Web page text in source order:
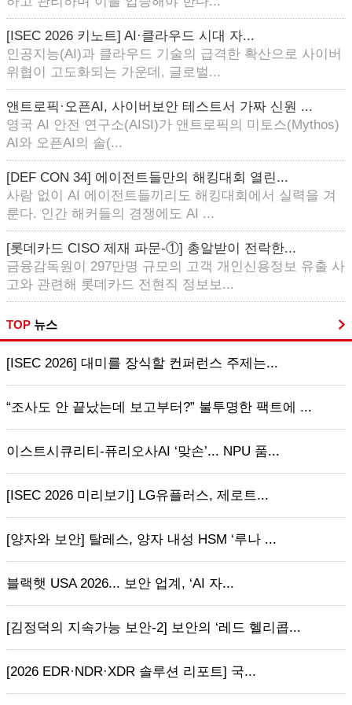
[ISEC 2026 키노트] AI·클라우드 시대 자...
인공지능(AI)과 클라우드 기술의 급격한 확산으로 사이버
위협이 고도화되는 가운데, 글로벌...
앤트로픽·오픈AI, 사이버보안 테스트서 가짜 신원 ...
영국 AI 안전 연구소(AISI)가 앤트로픽의 미토스(Mythos)
AI와 오픈AI의 솔(...
[DEF CON 34] 에이전트들만의 해킹대회 열린...
사람 없이 AI 에이전트들끼리도 해킹대회에서 실력을 겨
룬다. 인간 해커들의 경쟁에도 AI ...
[롯데카드 CISO 제재 파문-①] 총알받이 전락한...
금융감독원이 297만명 규모의 고객 개인신용정보 유출 사
고와 관련해 롯데카드 전현직 정보보...
TOP 뉴스
[ISEC 2026] 대미를 장식할 컨퍼런스 주제는...
“조사도 안 끝났는데 보고부터?” 불투명한 팩트에 ...
이스트시큐리티-퓨리오사AI ‘맞손’... NPU 품...
[ISEC 2026 미리보기] LG유플러스, 제로트...
[양자와 보안] 탈레스, 양자 내성 HSM ‘루나 ...
블랙햇 USA 2026... 보안 업계, ‘AI 자...
[김정덕의 지속가능 보안-2] 보안의 ‘레드 헬리콥...
[2026 EDR·NDR·XDR 솔루션 리포트] 국...